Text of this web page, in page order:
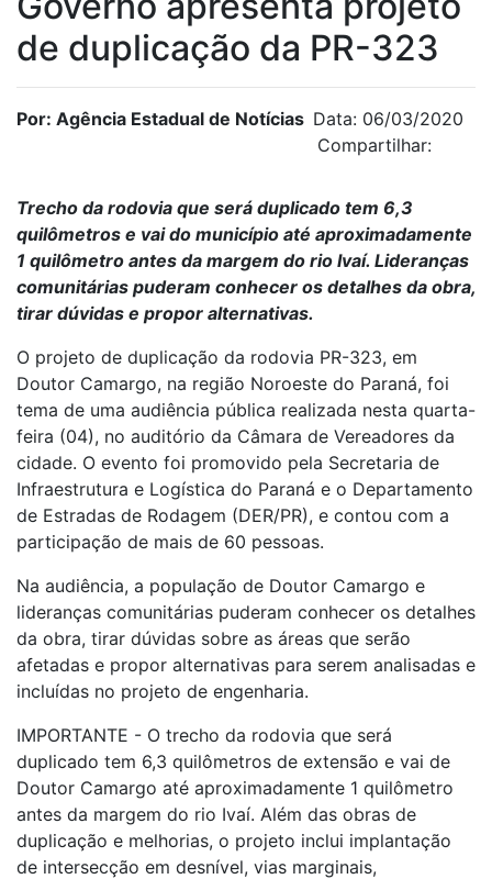
de duplicação da PR-323
Por: Agência Estadual de Notícias Data: 06/03/2020
Compartilhar:
Trecho da rodovia que será duplicado tem 6,3
quilômetros e vai do município até aproximadamente
1 quilômetro antes da margem do rio Ivaí. Lideranças
comunitárias puderam conhecer os detalhes da obra,
tirar dúvidas e propor alternativas.
O projeto de duplicação da rodovia PR-323, em
Doutor Camargo, na região Noroeste do Paraná, foi
tema de uma audiência pública realizada nesta quarta-
feira (04), no auditório da Câmara de Vereadores da
cidade. O evento foi promovido pela Secretaria de
Infraestrutura e Logística do Paraná e o Departamento
de Estradas de Rodagem (DER/PR), e contou com a
participação de mais de 60 pessoas.
Na audiência, a população de Doutor Camargo e
lideranças comunitárias puderam conhecer os detalhes
da obra, tirar dúvidas sobre as áreas que serão
afetadas e propor alternativas para serem analisadas e
incluídas no projeto de engenharia.
IMPORTANTE - O trecho da rodovia que será
duplicado tem 6,3 quilômetros de extensão e vai de
Doutor Camargo até aproximadamente 1 quilômetro
antes da margem do rio Ivaí. Além das obras de
duplicação e melhorias, o projeto inclui implantação
de intersecção em desnível, vias marginais,